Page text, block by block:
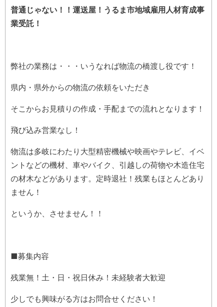
普通じゃない！！運送屋！うるま市地域雇用人材育成事
業受託！
弊社の業務は・・・いうなれば物流の橋渡し役です！
県内・県外からの物流の依頼をいただき
そこからお見積りの作成・手配までの流れとなります！
飛び込み営業なし！
物流は多岐にわたり大型精密機械や映画やテレビ、イベ
ントなどの機材、車やバイク、引越しの荷物や木造住宅
の材木などがあります。定時退社！残業もほとんどあり
ません！
というか、させません！！
■募集内容
残業無！土・日・祝日休み！未経験者大歓迎
少しでも興味がる方はお問合せください！